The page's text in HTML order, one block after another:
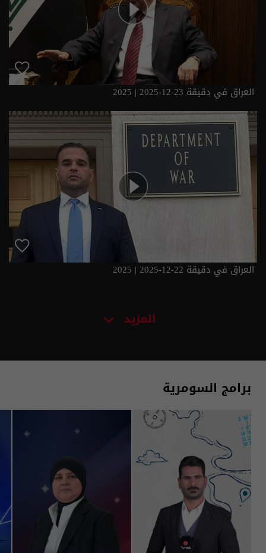
العراق في دقيقة 23-12-2025 | 2025
العراق في دقيقة 22-12-2025 | 2025
المزيد
برامج السومرية